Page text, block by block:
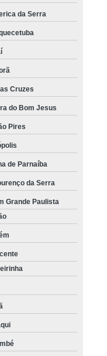
da Serra
Cruzes
do Bom Jesus
Pires
de Parnaíba
da Serra
Grande Paulista